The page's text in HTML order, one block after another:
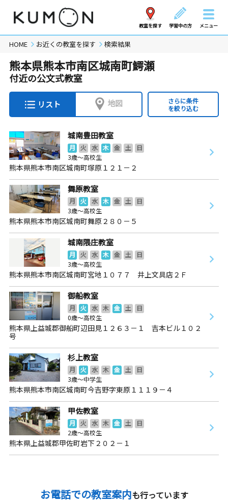
教室を探す 学習中の方 メニュー
HOME お近くの教室を探す 検索結果
熊本県熊本市南区城南町鰐瀬
付近の公文式教室
リスト 地図
さらに条件
を絞り込む
城南豊田教室
月 火 水 木 金 土
日
3歳～高校生
熊本県熊本市南区城南町塚原１２１－２
舞原教室
月 火 水 木 金 土
日
3歳～高校生
熊本県熊本市南区城南町舞原２８０－５
城南隈庄教室
月 火 水 木 金 土
日
3歳～高校生
熊本県熊本市南区城南町宮地１０７７ 井上文具店２Ｆ
御船教室
月 火 水 木 金 土
日
0歳～高校生
熊本県上益城郡御船町辺田見１２６３－１ 吉本ビル１０２
号
杉上教室
月 火 水 木 金 土
日
3歳～中学生
熊本県熊本市南区城南町今吉野字東原１１１９－４
甲佐教室
月 火 水 木 金 土
日
2歳～高校生
熊本県上益城郡甲佐町岩下２０２－１
お電話での教室案内も行っています